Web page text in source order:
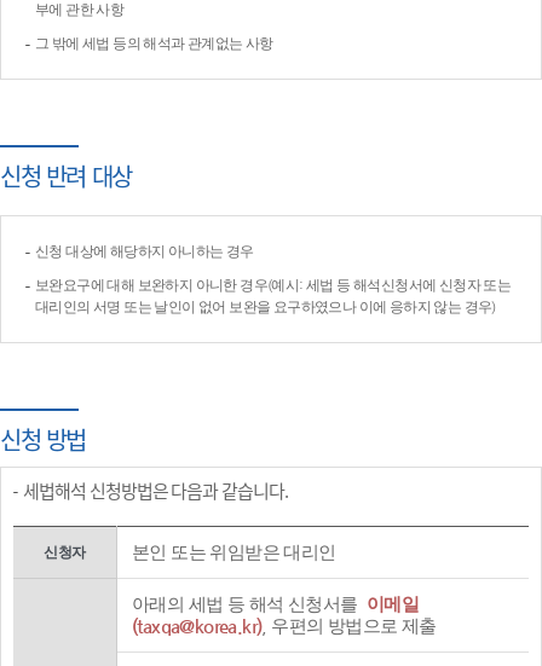
부에 관한 사항
그 밖에 세법 등의 해석과 관계없는 사항
신청 반려 대상
신청 대상에 해당하지 아니하는 경우
보완요구에 대해 보완하지 아니한 경우(예시: 세법 등 해석신청서에 신청자 또는
대리인의 서명 또는 날인이 없어 보완을 요구하였으나 이에 응하지 않는 경우)
신청 방법
세법해석 신청방법은 다음과 같습니다.
신청자 본인 또는 위임받은 대리인
아래의 세법 등 해석 신청서를 이메일
(taxqa@korea.kr), 우편의 방법으로 제출